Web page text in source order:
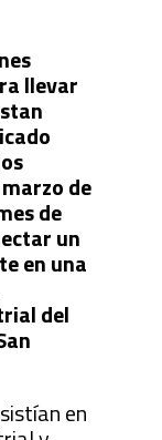
llevar
de
de
un
en una
del
en